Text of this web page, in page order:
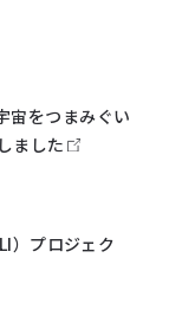
宙をつまみぐい
ました
）プロジェク